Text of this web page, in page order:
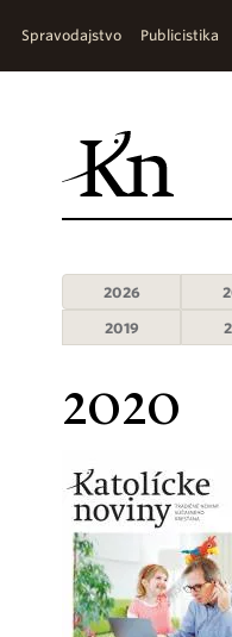
Spravodajstvo Publicistika
2026
2019
2020